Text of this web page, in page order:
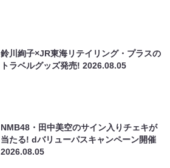
鈴川絢子×JR東海リテイリング・プラスの
トラベルグッズ発売!2026.08.05
NMB48・田中美空のサイン入りチェキが
当たる! dバリューパスキャンペーン開催
2026.08.05